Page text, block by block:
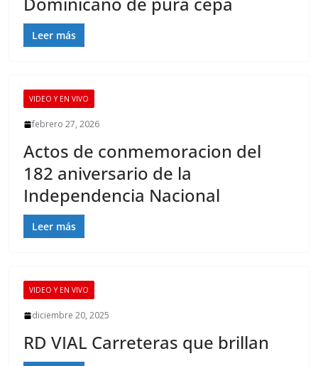
Leer más
VIDEO Y EN VIVO
febrero 27, 2026
Actos de conmemoracion del
182 aniversario de la
Independencia Nacional
Leer más
VIDEO Y EN VIVO
diciembre 20, 2025
RD VIAL Carreteras que brillan